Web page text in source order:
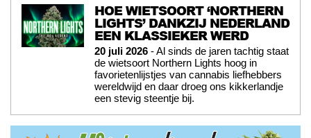
HOE WIETSOORT ‘NORTHERN
LIGHTS’ DANKZIJ NEDERLAND
EEN KLASSIEKER WERD
20 juli 2026 - Al sinds de jaren tachtig staat
de wietsoort Northern Lights hoog in
favorietenlijstjes van cannabis liefhebbers
wereldwijd en daar droeg ons kikkerlandje
een stevig steentje bij.